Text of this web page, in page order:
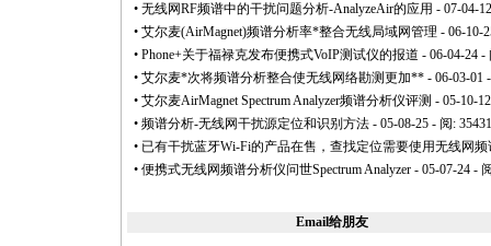
• 无线网RF频谱中的干扰问题分析-AnalyzeAir的应用 - 07-04-
• 艾尔麦(AirMagnet)频谱分析率*整合无线局域网管理 - 06-10-
• Phone+关于福禄克发布便携式VoIP测试仪的报道 - 06-04-24 -
• 艾尔麦*次将频谱分析整合使无线网络勘测更加** - 06-03-01
• 艾尔麦AirMagnet Spectrum Analyzer频谱分析仪评测 - 05-10-
• 频谱分析-无线网干扰源定位和识别方法 - 05-08-25 - 阅:
• 已有干扰蓝牙Wi-Fi的产品在售，查找定位需要使用无线网频
• 便携式无线网频谱分析仪问世Spectrum Analyzer - 05-07-24 -
Email给朋友